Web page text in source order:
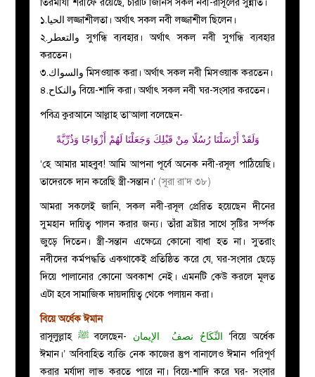
তিরমীযী শরীফে রয়েছে, চারটি জিনিস সকল নবী-রাসূলের সুন্নাত।
১.الحيا লজ্জাশীলতা। অর্থাৎ সকল নবী লজ্জাশীল ছিলেন।
২.والتعطر সুগন্ধি ব্যবহার। অর্থাৎ সকল নবী সুগন্ধি ব্যবহার
করতেন।
৩.والسواك মিসওয়াক করা। অর্থাৎ সকল নবী মিসওয়াক করতেন।
৪.والنكاح বিয়ে-শাদি করা। অর্থাৎ সকল নবী ঘর-সংসার করতেন।
পবিত্র কুরআনে আল্লাহ তা’আলা বলেছেন-
وَلَقَدْ أَرْسَلْنَا رُسُلًا مِنْ قَبْلِكَ وَجَعَلْنَا لَهُمْ أَزْوَاجًا وَذُرِّيَّةً
‘হে আমার মাহবুব! আমি আপনা পূর্বে অনেক নবী-রসূল পাঠিয়েছি।
তাদেরকে দান করেছি স্ত্রী-সন্তান।’ (সূরা রা’দ ৩৮)
আমরা সকলেই জানি, সকল নবী-রসূল প্রেরিত হয়েছেন দীনের
সুমহান দায়িত্ব পালন করার জন্য। তাঁরা স্রষ্টার সাথে সৃষ্টির সর্ম্পক
জুড়ে দিতেন। স্ত্রী-সন্তান এক্ষেত্রে কোনো বাধা হত না। সুতরাং
নবীদের কর্মপদ্ধতি একথাকেই প্রতিষ্ঠিত করে যে, ঘর-সংসার ছেড়ে
দিয়ে পালানোর কোনো অবকাশ নেই। এমনটি কেউ করলে মূলত
এটা হবে সামাজিক দায়দায়িত্ব থেকে পলায়ন করা।
বিয়ে অর্ধেক ঈমান
রাসূলুল্লাহ
ﷺবলেছেন- الإيمان النِّكَاحُ نصفُ ‘বিয়ে অর্ধেক
ঈমান।’ অবিবাহিত ব্যক্তি নেক কাজের স্তুপ বানালেও ঈমান পরিপূর্ণ
করার মর্যাদা লাভ করতে পারে না। বিয়ে-শাদি করে ঘর- সংসার